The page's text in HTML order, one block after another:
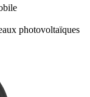
photovoltaïques